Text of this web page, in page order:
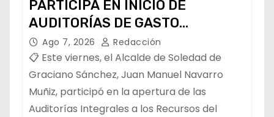
PARTICIPA EN INICIO DE
AUDITORÍAS DE GASTO
FEDERALIZADO 📝
Ago 7, 2026 Redacción
📋 Este viernes, el Alcalde de Soledad de
Graciano Sánchez, Juan Manuel Navarro
Muñiz, participó en la apertura de las
Auditorías Integrales a los Recursos del